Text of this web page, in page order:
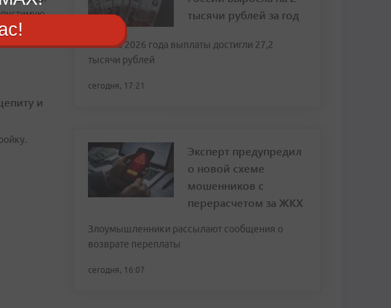
и
тысячи рублей за год
К июлю 2026 года выплаты достигли 27,2
тысячи рублей
сегодня, 17:21
Эксперт предупредил
о новой схеме
мошенников с
перерасчетом за ЖКХ
Злоумышленники рассылают сообщения о
возврате переплаты
сегодня, 16:07